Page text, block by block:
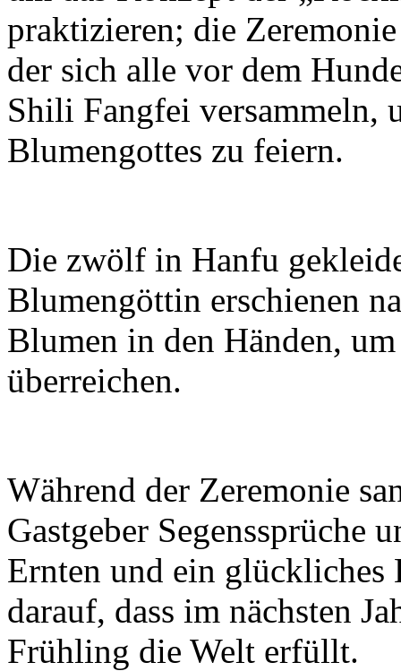
praktizieren; die
der sich alle vor dem
Shili Fangfei versammeln,
Blumengottes zu feiern.
Die zwölf in Hanfu
Blumengöttin erschienen
Blumen in den Händen,
überreichen.
Während der Zeremonie
Gastgeber Segenssprüche
Ernten und ein glückliches
darauf, dass im nächsten
Frühling die Welt erfüllt.